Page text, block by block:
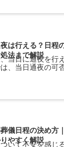
の負担を少しで
ださい。
は行える？日程
法まで解説
当日に通夜を行
、当日通夜の可
予約や宗教者の
な判断ができる
儀日程の決め方
やすく解説
いて不安を感じ